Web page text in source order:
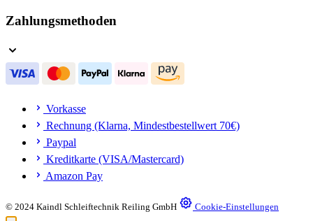
Zahlungsmethoden
Vorkasse
Rechnung (Klarna, Mindestbestellwert 70€)
Paypal
Kreditkarte (VISA/Mastercard)
Amazon Pay
© 2024 Kaindl Schleiftechnik Reiling GmbH Cookie-Einstellungen